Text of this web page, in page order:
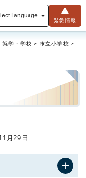
Language
緊急情報
就学・学校 > 市立小学校 >
月29日